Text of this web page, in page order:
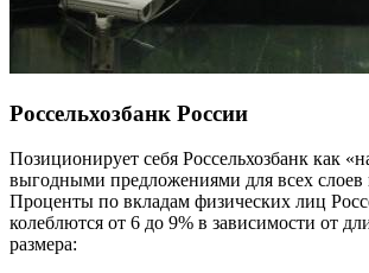
Россельхозбанк России
Позиционирует себя Россельхозбанк как
выгодными предложениями для всех слоев
Проценты по вкладам физических лиц
колеблются от 6 до 9% в зависимости от
размера: